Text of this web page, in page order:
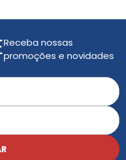
Receba nossas
promoções e novidades